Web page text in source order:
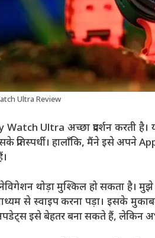
Ultra Review
Ultra अच्छा प्रदर्शन करती है।
इसके प्रतिस्पर्धी। हालाँकि, मैंने इसे
थोड़ा मुश्किल हो सकता है।
से स्वाइप करना पड़ा। इसके
इसे बेहतर बना सकते हैं, लेकिन